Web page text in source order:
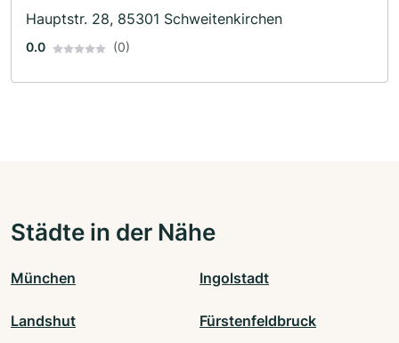
Hauptstr. 28, 85301 Schweitenkirchen
0.0 (0)
Städte in der Nähe
München Ingolstadt
Landshut Fürstenfeldbruck